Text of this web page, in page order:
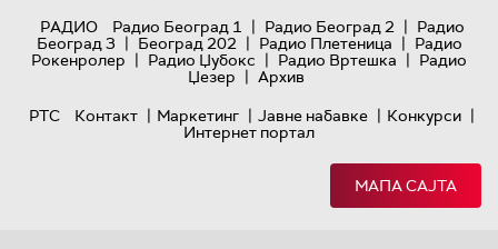
РАДИО
Радио Београд 1 | Радио Београд 2 | Радио
Београд 3 | Београд 202 | Радио Плетеница | Радио
Рокенролер | Радио Џубокс | Радио Вртешка | Радио
Џезер | Архив
РТС
Контакт | Маркетинг | Јавне набавке | Конкурси |
Интернет портал
МАПА САЈТА